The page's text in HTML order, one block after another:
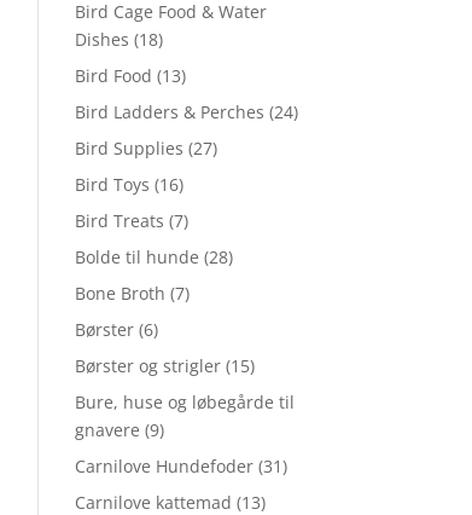
Bird Cage Food & Water
Dishes (18)
Bird Food (13)
Bird Ladders & Perches (24)
Bird Supplies (27)
Bird Toys (16)
Bird Treats (7)
Bolde til hunde (28)
Bone Broth (7)
Børster (6)
Børster og strigler (15)
Bure, huse og løbegårde til
gnavere (9)
Carnilove Hundefoder (31)
Carnilove kattemad (13)